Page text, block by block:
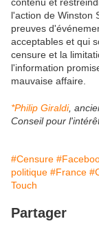
l'action de Winston
preuves
acceptables et qui
censure et la
l'information
mauvaise affaire.
*Philip Giraldi,
Conseil pour
#Censure
politique #France
Touch
Partager